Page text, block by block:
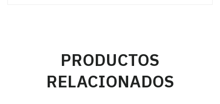
PRODUCTOS
RELACIONADOS